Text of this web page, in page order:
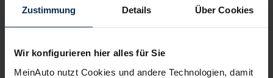
Zustimmung Details Über Cookies
Wir konfigurieren hier alles für Sie
MeinAuto nutzt Cookies und andere Technologien, damit
Alternativen zum VW e-up! im Test: Fiat 500e,